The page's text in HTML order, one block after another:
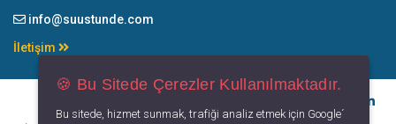
info@suustunde.com
İletişim
🍪 Bu Sitede Çerezler Kullanılmaktadır.
Bu sitede, hizmet sunmak, trafiği analiz etmek için Google´